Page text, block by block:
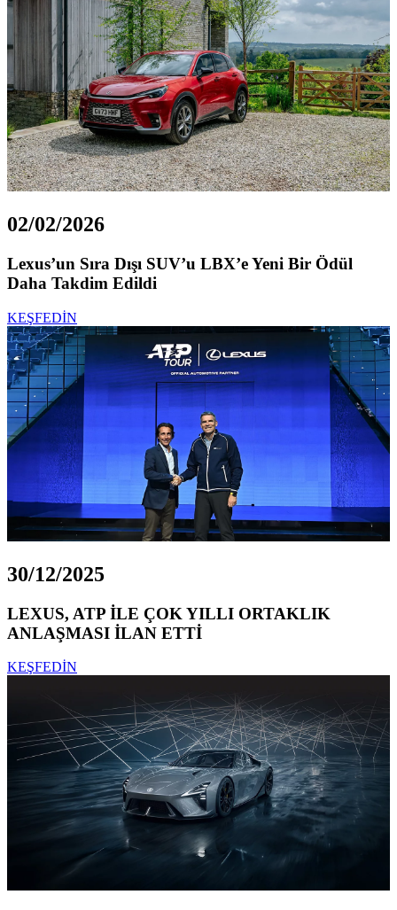
02/02/2026
Lexus’un Sıra Dışı SUV’u LBX’e Yeni Bir Ödül
Daha Takdim Edildi
KEŞFEDİN
30/12/2025
LEXUS, ATP İLE ÇOK YILLI ORTAKLIK
ANLAŞMASI İLAN ETTİ
KEŞFEDİN